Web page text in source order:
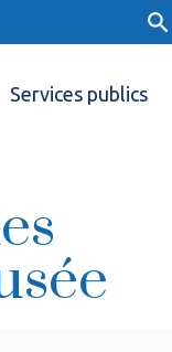
Services publics